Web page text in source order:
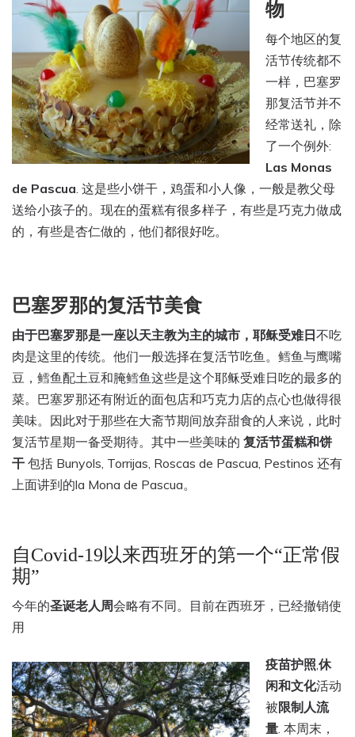
物
每个地区的复
活节传统都不
一样，巴塞罗
那复活节并不
经常送礼，除
了一个例外:
Las Monas
de Pascua . 这是些小饼干，鸡蛋和小人像，一般是教父母
送给小孩子的。现在的蛋糕有很多样子，有些是巧克力做成
的，有些是杏仁做的，他们都很好吃。
巴塞罗那的复活节美食
由于巴塞罗那是一座以天主教为主的城市，耶稣受难日不吃
肉是这里的传统。他们一般选择在复活节吃鱼。鳕鱼与鹰嘴
豆，鳕鱼配土豆和腌鳕鱼这些是这个耶稣受难日吃的最多的
菜。巴塞罗那还有附近的面包店和巧克力店的点心也做得很
美味。 因此对于那些在大斋节期间放弃甜食的人来说，此时
复活节星期一备受期待。其中一些美味的 复活节蛋糕和饼
干 包括 Bunyols, Torrijas, Roscas de Pascua, Pestinos 还有
上面讲到的la Mona de Pascua。
自Covid-19以来西班牙的第一个“正常假
期”
今年的圣诞老人周会略有不同。目前在西班牙，已经撤销使
用
疫苗护照 休
闲和文化活动
被限制人流
量 . 本周末，